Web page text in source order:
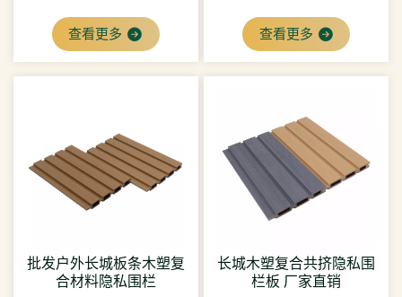
查看更多 查看更多
批发户外长城板条木塑复
合材料隐私围栏
长城木塑复合共挤隐私围
栏板 厂家直销